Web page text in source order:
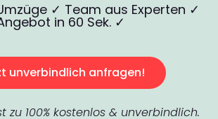
✓ Team aus Experten ✓
in 60 Sek. ✓
unverbindlich anfragen!
zu 100% kostenlos & unverbindlich.